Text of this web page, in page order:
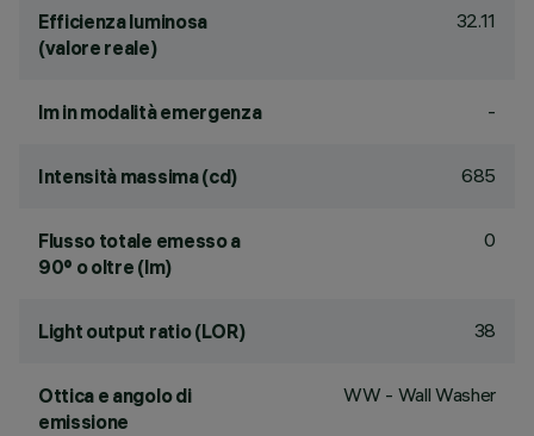
Efficienza luminosa
(valore reale)
32.11
lm in modalità emergenza -
Intensità massima (cd) 685
Flusso totale emesso a
90° o oltre (lm)
0
Light output ratio (LOR) 38
Ottica e angolo di
emissione
WW - Wall Washer